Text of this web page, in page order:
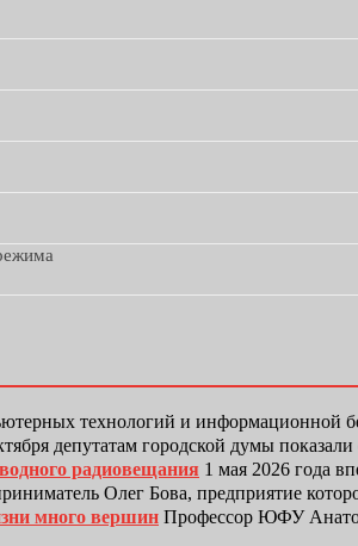
технологий и
депутатам городской думы
радиовещания 1 мая 2026 года
Олег Бова, предприятие
много вершин Профессор ЮФУ